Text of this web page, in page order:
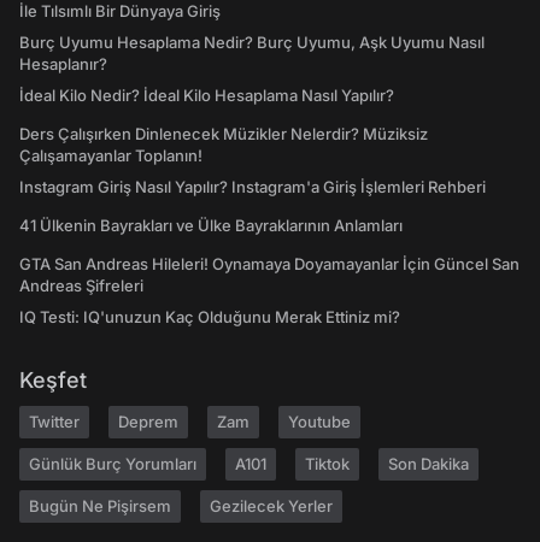
İle Tılsımlı Bir Dünyaya Giriş
Burç Uyumu Hesaplama Nedir? Burç Uyumu, Aşk Uyumu Nasıl
Hesaplanır?
İdeal Kilo Nedir? İdeal Kilo Hesaplama Nasıl Yapılır?
Ders Çalışırken Dinlenecek Müzikler Nelerdir? Müziksiz
Çalışamayanlar Toplanın!
Instagram Giriş Nasıl Yapılır? Instagram'a Giriş İşlemleri Rehberi
41 Ülkenin Bayrakları ve Ülke Bayraklarının Anlamları
GTA San Andreas Hileleri! Oynamaya Doyamayanlar İçin Güncel San
Andreas Şifreleri
IQ Testi: IQ'unuzun Kaç Olduğunu Merak Ettiniz mi?
Keşfet
Twitter Deprem Zam Youtube
Günlük Burç Yorumları A101 Tiktok Son Dakika
Bugün Ne Pişirsem Gezilecek Yerler